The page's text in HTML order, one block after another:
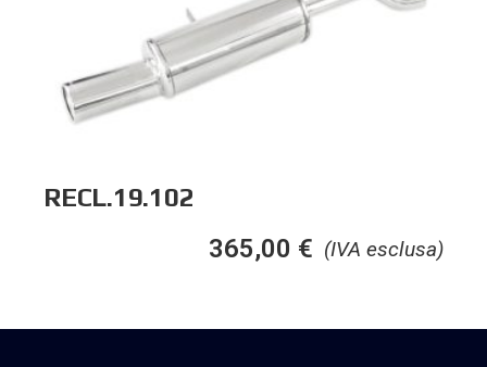
RECL.19.102
(IVA esclusa)
365,00 €